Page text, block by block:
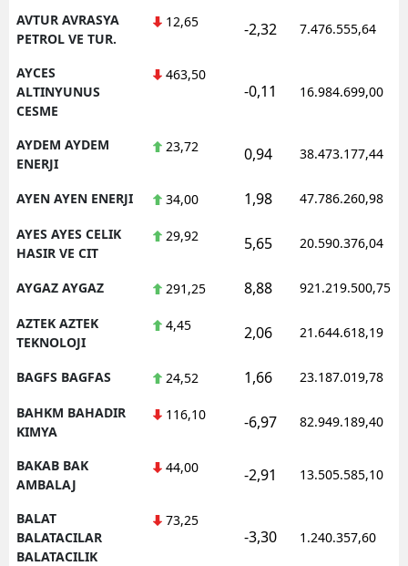
AVTUR AVRASYA
PETROL VE TUR.
12,65 -2,32 7.476.555,64
AYCES
ALTINYUNUS
CESME
463,50
-0,11 16.984.699,00
AYDEM AYDEM
ENERJI
23,72 0,94 38.473.177,44
AYEN AYEN ENERJI 34,00 1,98 47.786.260,98
AYES AYES CELIK
HASIR VE CIT
29,92 5,65 20.590.376,04
AYGAZ AYGAZ 291,25 8,88 921.219.500,75
AZTEK AZTEK
TEKNOLOJI
4,45 2,06 21.644.618,19
BAGFS BAGFAS 24,52 1,66 23.187.019,78
BAHKM BAHADIR
KIMYA
116,10 -6,97 82.949.189,40
BAKAB BAK
AMBALAJ
44,00 -2,91 13.505.585,10
BALAT
BALATACILAR
BALATACILIK
73,25
-3,30 1.240.357,60